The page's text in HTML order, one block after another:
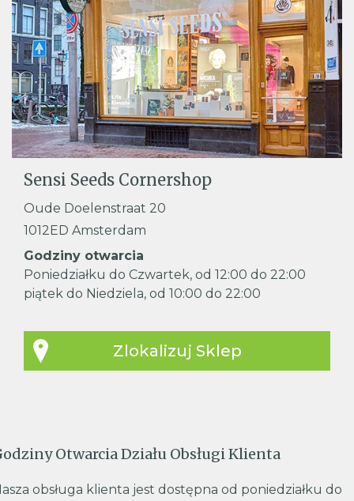
Sensi Seeds Cornershop
Oude Doelenstraat 20
1012ED Amsterdam
Godziny otwarcia
Poniedziałku do Czwartek, od 12:00 do 22:00
piątek do Niedziela, od 10:00 do 22:00
Zlokalizuj Sklep
Otwarcia Działu Obsługi Klienta
obsługa klienta jest dostępna od poniedziałku do